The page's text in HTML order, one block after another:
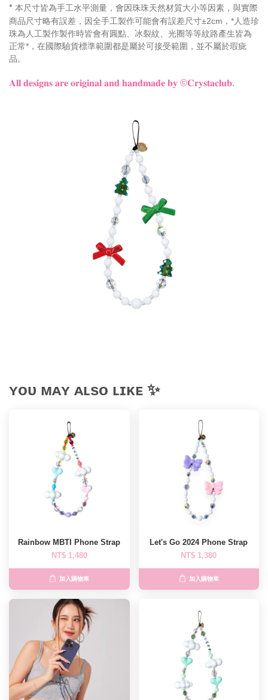
* 本尺寸皆為手工水平測量，會因珠珠天然材質大小等因素，與實際
商品尺寸略有誤差，因全手工製作可能會有誤差尺寸±2cm， *人造珍
珠為人工製作製作時皆會有圓點、冰裂紋、光圈等等紋路產生皆為
正常* ， 在國際驗貨標準範圍都是屬於可接受範圍，並不屬於瑕疵
品。
𝐀𝐥𝐥 𝐝𝐞𝐬𝐢𝐠𝐧𝐬 𝐚𝐫𝐞 𝐨𝐫𝐢𝐠𝐢𝐧𝐚𝐥 𝐚𝐧𝐝 𝐡𝐚𝐧𝐝𝐦𝐚𝐝𝐞 𝐛𝐲 ©𝐂𝐫𝐲𝐬𝐭𝐚𝐜𝐥𝐮𝐛.
ʏᴏᴜ ᴍᴀʏ ᴀʟsᴏ ʟɪᴋᴇ ✨
Rainbow MBTI Phone Strap
NT$ 1,480
加入購物車
Let's Go 2024 Phone Strap
NT$ 1,380
加入購物車